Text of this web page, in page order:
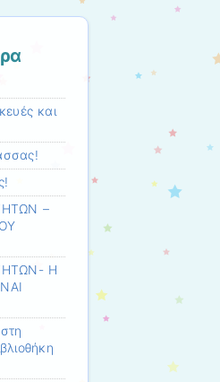
και
–
Η